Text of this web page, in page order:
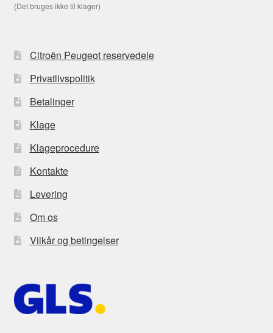
(Det bruges ikke til klager)
Citroën Peugeot reservedele
Privatlivspolitik
Betalinger
Klage
Klageprocedure
Kontakte
Levering
Om os
Vilkår og betingelser